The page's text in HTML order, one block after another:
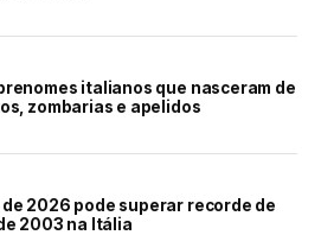
italianos que nasceram de
zombarias e apelidos
de 2026 pode superar recorde de
2003 na Itália